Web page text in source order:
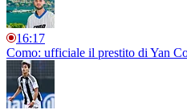
16:17
Como: ufficiale il prestito di Yan